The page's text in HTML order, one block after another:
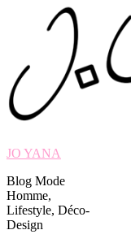
JO YANA
Blog Mode
Homme,
Lifestyle, Déco-
Design